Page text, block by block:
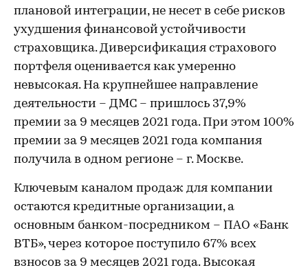
плановой интеграции, не несет в себе рисков
ухудшения финансовой устойчивости
страховщика. Диверсификация страхового
портфеля оценивается как умеренно
невысокая. На крупнейшее направление
деятельности – ДМС – пришлось 37,9%
премии за 9 месяцев 2021 года. При этом 100%
премии за 9 месяцев 2021 года компания
получила в одном регионе – г. Москве.
Ключевым каналом продаж для компании
остаются кредитные организации, а
основным банком-посредником – ПАО «Банк
ВТБ», через которое поступило 67% всех
взносов за 9 месяцев 2021 года. Высокая